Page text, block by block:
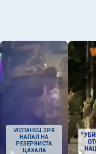
ИСПАНЕЦ ЗРЯ
НАПАЛ НА
РЕЗЕРВИСТА
ЦАХАЛА